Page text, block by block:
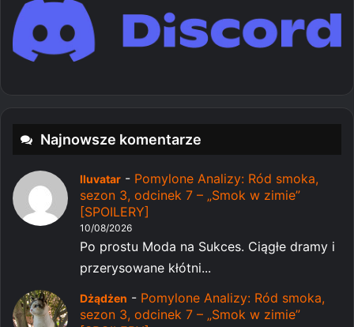
Najnowsze komentarze
Iluvatar - Pomylone Analizy: Ród smoka,
sezon 3, odcinek 7 – „Smok w zimie”
[SPOILERY]
10/08/2026
Po prostu Moda na Sukces. Ciągłe dramy i
przerysowane kłótni...
Dżądżen - Pomylone Analizy: Ród smoka,
sezon 3, odcinek 7 – „Smok w zimie”